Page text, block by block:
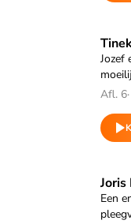
Jozef
Afl. 6·
Speel "Tineke
Joris
Een
Speel "Joris